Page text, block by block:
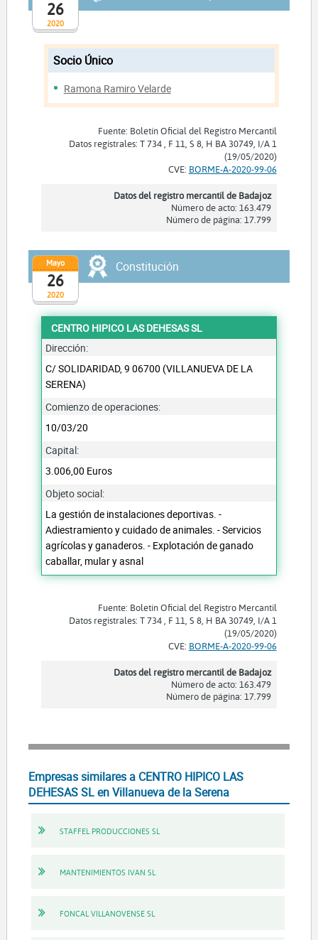
2020
26
Socio Único
Ramona Ramiro Velarde
Fuente: Boletín Oficial del Registro Mercantil
Datos registrales: T 734 , F 11, S 8, H BA 30749, I/A 1
(19/05/2020)
CVE: BORME-A-2020-99-06
Datos del registro mercantil de Badajoz
Número de acto: 163.479
Número de página: 17.799
2020
Mayo
26
Constitución
CENTRO HIPICO LAS DEHESAS SL
Dirección:
C/ SOLIDARIDAD, 9 06700 (VILLANUEVA DE LA
SERENA)
Comienzo de operaciones:
10/03/20
Capital:
3.006,00 Euros
Objeto social:
La gestión de instalaciones deportivas. -
Adiestramiento y cuidado de animales. - Servicios
agrícolas y ganaderos. - Explotación de ganado
caballar, mular y asnal
Fuente: Boletín Oficial del Registro Mercantil
Datos registrales: T 734 , F 11, S 8, H BA 30749, I/A 1
(19/05/2020)
CVE: BORME-A-2020-99-06
Datos del registro mercantil de Badajoz
Número de acto: 163.479
Número de página: 17.799
Empresas similares a CENTRO HIPICO LAS
DEHESAS SL en Villanueva de la Serena
STAFFEL PRODUCCIONES SL
MANTENIMIENTOS IVAN SL
FONCAL VILLANOVENSE SL